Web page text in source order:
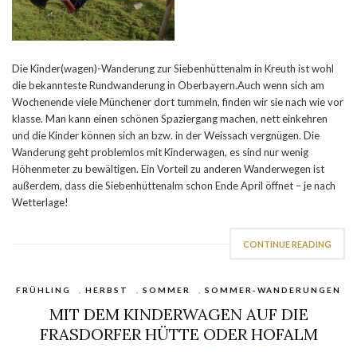
Die Kinder(wagen)-Wanderung zur Siebenhüttenalm in Kreuth ist wohl
die bekannteste Rundwanderung in Oberbayern.Auch wenn sich am
Wochenende viele Münchener dort tummeln, finden wir sie nach wie vor
klasse. Man kann einen schönen Spaziergang machen, nett einkehren
und die Kinder können sich an bzw. in der Weissach vergnügen. Die
Wanderung geht problemlos mit Kinderwagen, es sind nur wenig
Höhenmeter zu bewältigen. Ein Vorteil zu anderen Wanderwegen ist
außerdem, dass die Siebenhüttenalm schon Ende April öffnet – je nach
Wetterlage!
CONTINUE READING
FRÜHLING HERBST SOMMER SOMMER-WANDERUNGEN
MIT DEM KINDERWAGEN AUF DIE
FRASDORFER HÜTTE ODER HOFALM